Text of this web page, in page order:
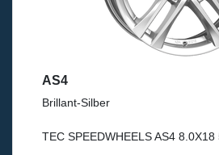
AS4
Brillant-Silber
TEC SPEEDWHEELS AS4